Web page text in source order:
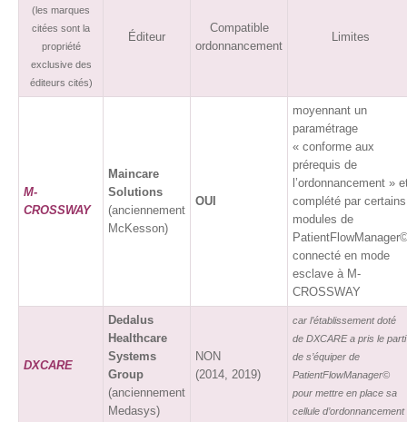
(les marques
citées sont la
propriété
exclusive des
éditeurs cités)
Éditeur
Compatible
ordonnancement
Limites
M-
CROSSWAY
Maincare
Solutions
(anciennement
McKesson)
OUI
moyennant un
paramétrage
« conforme aux
prérequis de
l’ordonnancement »
complété par certains
modules de
connecté en mode
esclave à M-
CROSSWAY
DXCARE
Dedalus
Healthcare
Systems
Group
(anciennement
Medasys)
NON
(2014, 2019)
car l’établissement doté
de DXCARE a pris le parti
de s’équiper de
PatientFlowManager©
pour mettre en place sa
cellule d’ordonnancement